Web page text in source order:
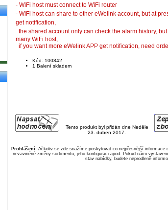
​- WiFi host must connect to WiFi router
- WiFi host can share to other eWelink account, but at
get notification,
the shared account only can check the alarm history, but
many WiFi host,
if you want more eWelink APP get notification, need
Kód: 100842
1 Balení skladem
Tento produkt byl přidán dne Neděle
23. duben 2017.
Prohlášení:Ačkoliv se zde snažíme poskytovat co nejpřesnější informace
nezaviněné změny sortimentu, jeho konfiguraci apod. Pokud námi
stav nabídky, budete neprodleně